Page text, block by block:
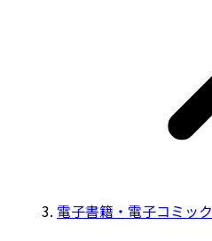
電子書籍・電子コミック